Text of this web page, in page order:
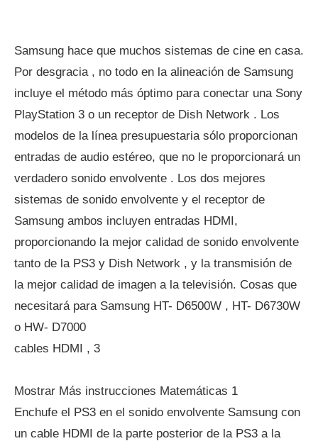
Samsung hace que muchos sistemas de cine en casa.
Por desgracia , no todo en la alineación de Samsung
incluye el método más óptimo para conectar una Sony
PlayStation 3 o un receptor de Dish Network . Los
modelos de la línea presupuestaria sólo proporcionan
entradas de audio estéreo, que no le proporcionará un
verdadero sonido envolvente . Los dos mejores
sistemas de sonido envolvente y el receptor de
Samsung ambos incluyen entradas HDMI,
proporcionando la mejor calidad de sonido envolvente
tanto de la PS3 y Dish Network , y la transmisión de
la mejor calidad de imagen a la televisión. Cosas que
necesitará para Samsung HT- D6500W , HT- D6730W
o HW- D7000
cables HDMI , 3
Mostrar Más instrucciones Matemáticas 1
Enchufe el PS3 en el sonido envolvente Samsung con
un cable HDMI de la parte posterior de la PS3 a la